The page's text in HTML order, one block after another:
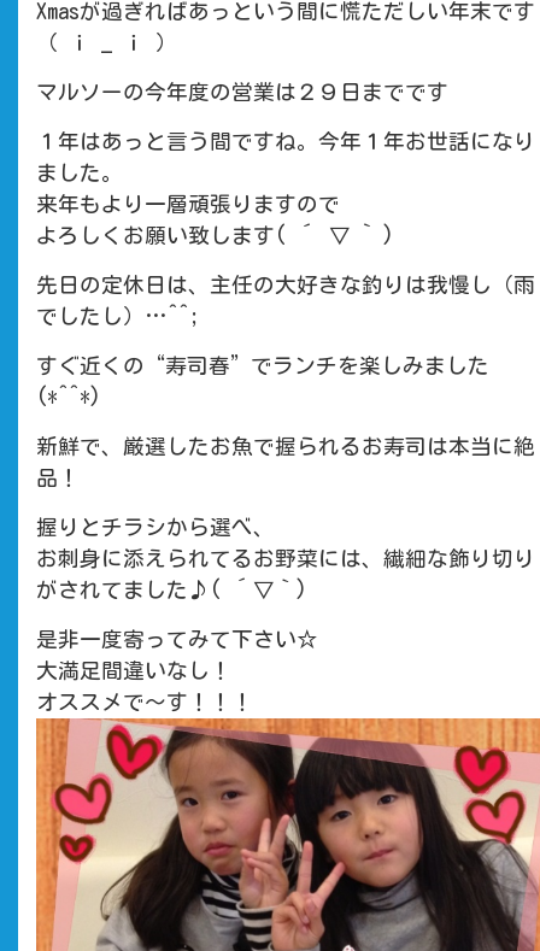
Xmasが過ぎればあっという間に慌ただしい年末です
（ ｉ _ ｉ ）
マルソーの今年度の営業は２９日までです
１年はあっと言う間ですね。今年１年お世話になり
ました。
来年もより一層頑張りますので
よろしくお願い致します( ´ ▽ ` )
先日の定休日は、主任の大好きな釣りは我慢し（雨
でしたし）…^^;
すぐ近くの“寿司春”でランチを楽しみました
(*^^*)
新鮮で、厳選したお魚で握られるお寿司は本当に絶
品！
握りとチラシから選べ、
お刺身に添えられてるお野菜には、繊細な飾り切り
がされてました♪( ´▽｀)
是非一度寄ってみて下さい☆
大満足間違いなし！
オススメで〜す！！！